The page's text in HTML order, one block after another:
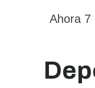
Ahora 7